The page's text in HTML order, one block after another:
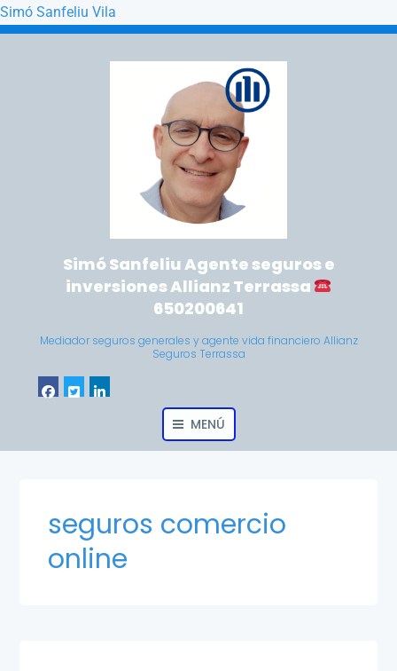
Simó Sanfeliu Vila
Saltar a la navegación principal
Saltar al contenido principal
Simó Sanfeliu Agente seguros e
inversiones Allianz Terrassa
650200641
Mediador seguros generales y agente vida financiero Allianz
Seguros Terrassa
MENÚ
seguros comercio
online